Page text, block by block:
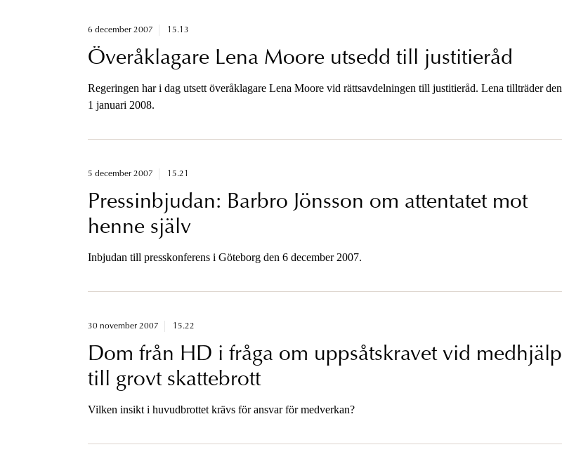
6 december 2007 15.13
Överåklagare Lena Moore utsedd till justitieråd
Regeringen har i dag utsett överåklagare Lena Moore vid rättsavdelningen till justitieråd. Lena tillträder den
1 januari 2008.
5 december 2007 15.21
Pressinbjudan: Barbro Jönsson om attentatet mot
henne själv
Inbjudan till presskonferens i Göteborg den 6 december 2007.
30 november 2007 15.22
Dom från HD i fråga om uppsåtskravet vid medhjälp
till grovt skattebrott
Vilken insikt i huvudbrottet krävs för ansvar för medverkan?